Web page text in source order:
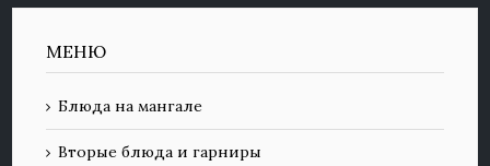
МЕНЮ
Блюда на мангале
Вторые блюда и гарниры